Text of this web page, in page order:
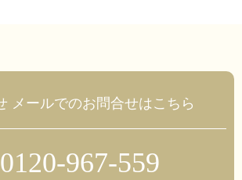
メールでのお問合せはこちら
0120-967-559